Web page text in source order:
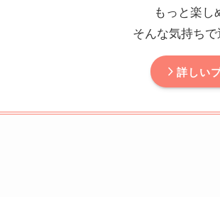
もっと楽
そんな気持ちで
詳しい